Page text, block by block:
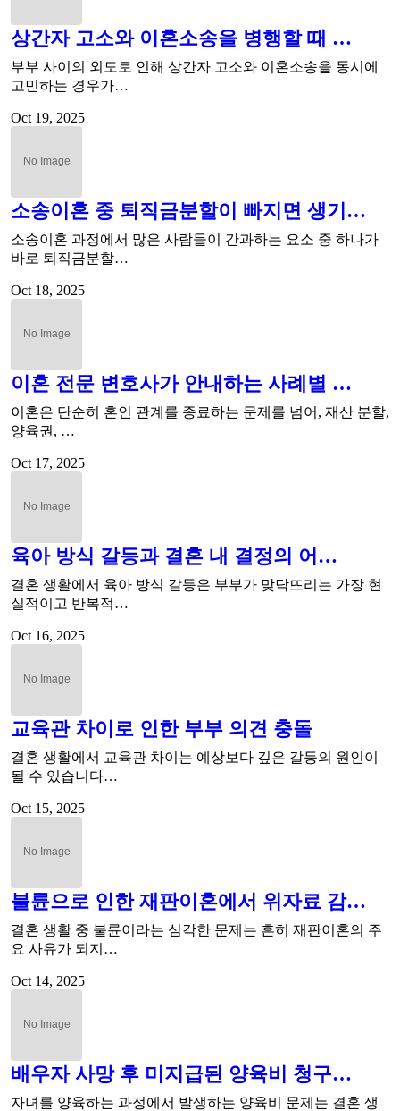
상간자 고소와 이혼소송을 병행할 때 …
부부 사이의 외도로 인해 상간자 고소와 이혼소송을 동시에
고민하는 경우가…
Oct 19, 2025
소송이혼 중 퇴직금분할이 빠지면 생기…
소송이혼 과정에서 많은 사람들이 간과하는 요소 중 하나가
바로 퇴직금분할…
Oct 18, 2025
이혼 전문 변호사가 안내하는 사례별 …
이혼은 단순히 혼인 관계를 종료하는 문제를 넘어, 재산 분할,
양육권, …
Oct 17, 2025
육아 방식 갈등과 결혼 내 결정의 어…
결혼 생활에서 육아 방식 갈등은 부부가 맞닥뜨리는 가장 현
실적이고 반복적…
Oct 16, 2025
교육관 차이로 인한 부부 의견 충돌
결혼 생활에서 교육관 차이는 예상보다 깊은 갈등의 원인이
될 수 있습니다…
Oct 15, 2025
불륜으로 인한 재판이혼에서 위자료 감…
결혼 생활 중 불륜이라는 심각한 문제는 흔히 재판이혼의 주
요 사유가 되지…
Oct 14, 2025
배우자 사망 후 미지급된 양육비 청구…
자녀를 양육하는 과정에서 발생하는 양육비 문제는 결혼 생